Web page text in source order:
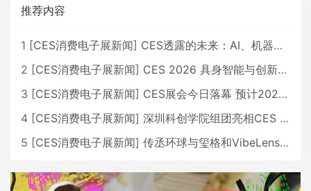
推荐内容
1 [CES消费电子展新闻] CES透露的未来：AI、机器人与智能生活大爆发
2 [CES消费电子展新闻] CES 2026 具身智能与创新领域 中国公司大放异彩
3 [CES消费电子展新闻] CES展会今日落幕 预计2026行业收入将超五千亿美元
4 [CES消费电子展新闻] 深圳科创学院组团亮相CES 广受好评
5 [CES消费电子展新闻] 传丞环球与玺格和VibeLens共同推出全新耳机